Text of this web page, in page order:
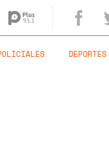
DEPORTES